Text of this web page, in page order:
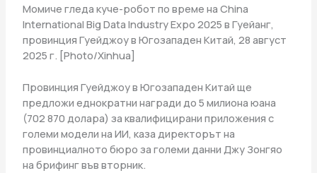
Момиче гледа куче-робот по време на China
International Big Data Industry Expo 2025 в Гуейанг,
провинция Гуейджоу в Югозападен Китай, 28 август
2025 г. [Photo/Xinhua]
Провинция Гуейджоу в Югозападен Китай ще
предложи еднократни награди до 5 милиона юана
(702 870 долара) за квалифицирани приложения с
големи модели на ИИ, каза директорът на
провинциалното бюро за големи данни Джу Зонгяо
на брифинг във вторник.